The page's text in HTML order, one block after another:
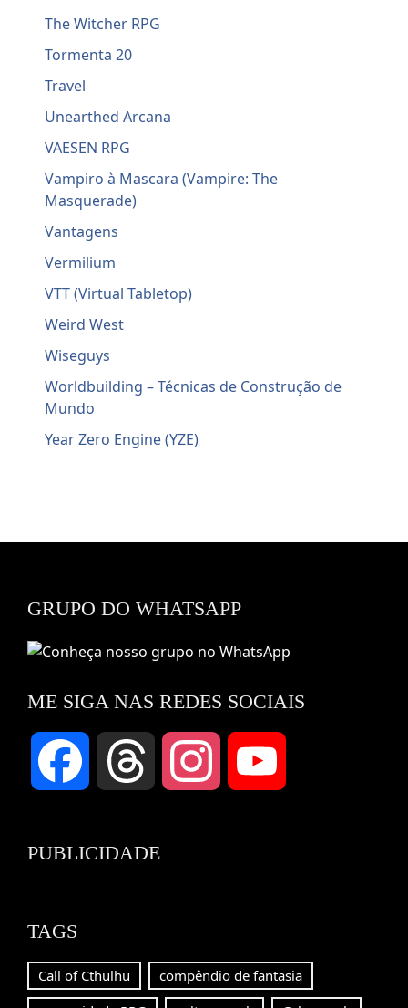
The Witcher RPG
Tormenta 20
Travel
Unearthed Arcana
VAESEN RPG
Vampiro à Mascara (Vampire: The
Masquerade)
Vantagens
Vermilium
VTT (Virtual Tabletop)
Weird West
Wiseguys
Worldbuilding – Técnicas de Construção de
Mundo
Year Zero Engine (YZE)
GRUPO DO WHATSAPP
ME SIGA NAS REDES SOCIAIS
Facebook Threads Instagram
PUBLICIDADE
TAGS
Call of Cthulhu
compêndio de fantasia